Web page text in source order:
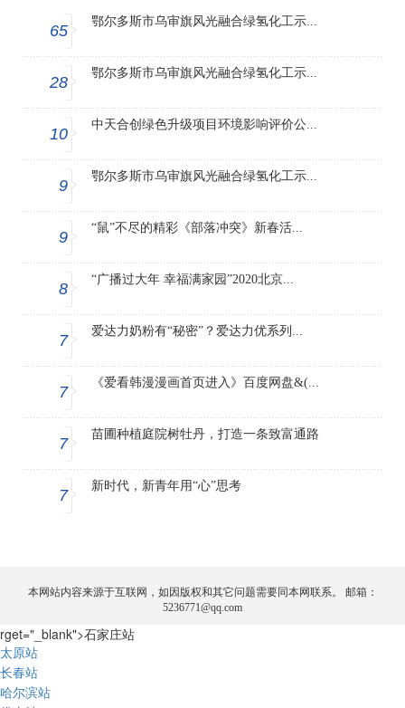
65
鄂尔多斯市乌审旗风光融合绿氢化工示...
28
鄂尔多斯市乌审旗风光融合绿氢化工示...
10
中天合创绿色升级项目环境影响评价公...
9
鄂尔多斯市乌审旗风光融合绿氢化工示...
9
“鼠”不尽的精彩《部落冲突》新春活...
8
“广播过大年 幸福满家园”2020北京...
7
爱达力奶粉有“秘密”？爱达力优系列...
7
《爱看韩漫漫画首页进入》百度网盘&(...
7
苗圃种植庭院树牡丹，打造一条致富通路
7
新时代，新青年用“心”思考
本网站内容来源于互联网，如因版权和其它问题需要同本网联系。 邮箱：
5236771@qq.com
rget="_blank">石家庄站
太原站
长春站
哈尔滨站